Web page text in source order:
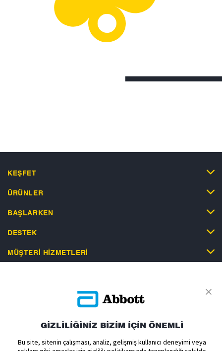
KEŞFET
ÜRÜNLER
BAŞLARKEN
DESTEK
MÜŞTERI HIZMETLERI
Açık Rıza Metni Yurtdışı
Çerez Tercihleri
GİZLİLİĞİNİZ BİZİM İÇİN ÖNEMLİ
Bu site, sitenin çalışması, analiz, gelişmiş kullanıcı deneyimi veya